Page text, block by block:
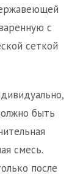
с
сеткой
быть
смесь.
после